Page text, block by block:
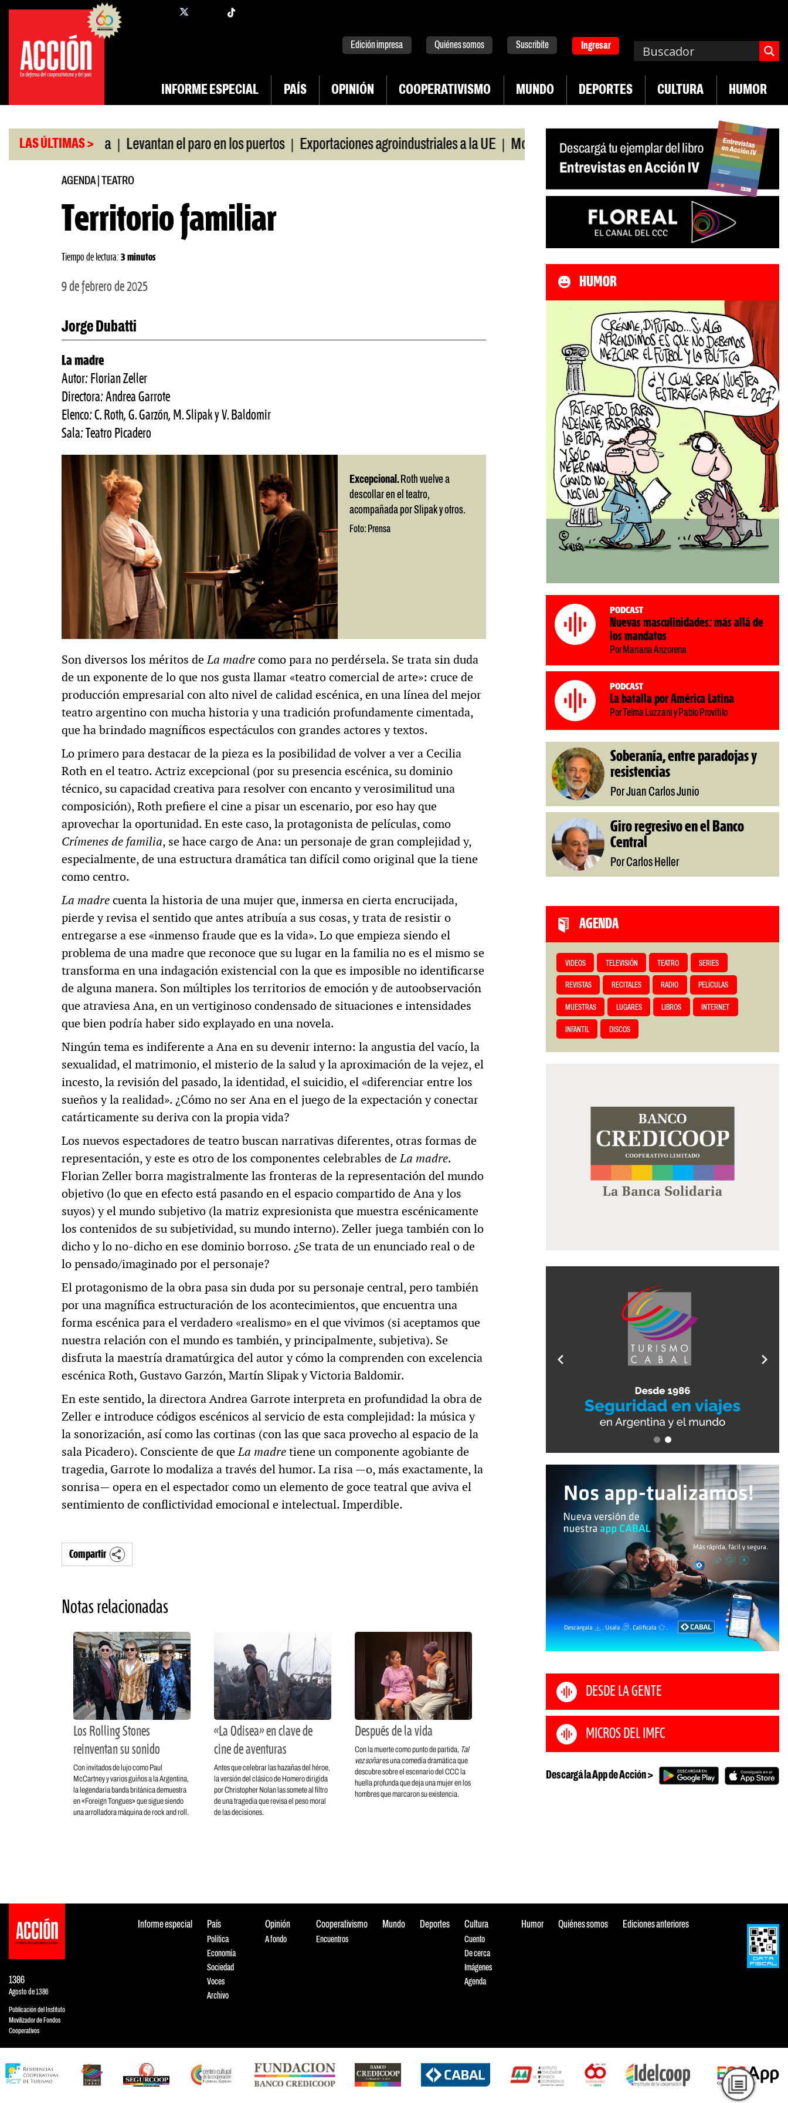
Saltar
contenido
facebook
Edición impresa Quiénes somos Suscribite Ingresar
INFORME ESPECIAL PAÍS OPINIÓN COOPERATIVISMO MUNDO DEPORTES CULTURA HUMOR
LAS ÚLTIMAS >
con China | Levantan el paro en los puertos | Exportaciones agroindustriales a la UE | Morosidad en jóvenes precarizados | Cae la actividad en
AGENDA| TEATRO
Territorio familiar
Tiempo de lectura: 3 minutos
9 de febrero de 2025
Jorge Dubatti
La madre
Autor: Florian Zeller
Directora: Andrea Garrote
Elenco: C. Roth, G. Garzón, M. Slipak y V. Baldomir
Sala: Teatro Picadero
Excepcional. Roth vuelve a
descollar en el teatro,
acompañada por Slipak y otros.
Foto: Prensa
Son diversos los méritos deLa madrecomo para no perdérsela. Se trata sin duda
de un exponente de lo que nos gusta llamar «teatro comercial de arte»: cruce de
producción empresarial con alto nivel de calidad escénica, en una línea del mejor
teatro argentino con mucha historia y una tradición profundamente cimentada,
que ha brindado magníficos espectáculos con grandes actores y textos.
Lo primero para destacar de la pieza es la posibilidad de volver a ver a Cecilia
Roth en el teatro. Actriz excepcional (por su presencia escénica, su dominio
técnico, su capacidad creativa para resolver con encanto y verosimilitud una
composición), Roth prefiere el cine a pisar un escenario, por eso hay que
aprovechar la oportunidad. En este caso, la protagonista de películas, como
Crímenes de familia, se hace cargo de Ana: un personaje de gran complejidad y,
especialmente, de una estructura dramática tan difícil como original que la tiene
como centro.
La madrecuenta la historia de una mujer que, inmersa en cierta encrucijada,
pierde y revisa el sentido que antes atribuía a sus cosas, y trata de resistir o
entregarse a ese «inmenso fraude que es la vida». Lo que empieza siendo el
problema de una madre que reconoce que su lugar en la familia no es el mismo se
transforma en una indagación existencial con la que es imposible no identificarse
de alguna manera. Son múltiples los territorios de emoción y de autoobservación
que atraviesa Ana, en un vertiginoso condensado de situaciones e intensidades
que bien podría haber sido explayado en una novela.
Ningún tema es indiferente a Ana en su devenir interno: la angustia del vacío, la
sexualidad, el matrimonio, el misterio de la salud y la aproximación de la vejez, el
incesto, la revisión del pasado, la identidad, el suicidio, el «diferenciar entre los
sueños y la realidad». ¿Cómo no ser Ana en el juego de la expectación y conectar
catárticamente su deriva con la propia vida?
Los nuevos espectadores de teatro buscan narrativas diferentes, otras formas de
representación, y este es otro de los componentes celebrables deLa madre.
Florian Zeller borra magistralmente las fronteras de la representación del mundo
objetivo (lo que en efecto está pasando en el espacio compartido de Ana y los
suyos) y el mundo subjetivo (la matriz expresionista que muestra escénicamente
los contenidos de su subjetividad, su mundo interno). Zeller juega también con lo
dicho y lo no-dicho en ese dominio borroso. ¿Se trata de un enunciado real o de
lo pensado/imaginado por el personaje?
El protagonismo de la obra pasa sin duda por su personaje central, pero también
por una magnífica estructuración de los acontecimientos, que encuentra una
forma escénica para el verdadero «realismo» en el que vivimos (si aceptamos que
nuestra relación con el mundo es también, y principalmente, subjetiva). Se
disfruta la maestría dramatúrgica del autor y cómo la comprenden con excelencia
escénica Roth, Gustavo Garzón, Martín Slipak y Victoria Baldomir.
En este sentido, la directora Andrea Garrote interpreta en profundidad la obra de
Zeller e introduce códigos escénicos al servicio de esta complejidad: la música y
la sonorización, así como las cortinas (con las que saca provecho al espacio de la
sala Picadero). Consciente de queLa madretiene un componente agobiante de
tragedia, Garrote lo modaliza a través del humor. La risa —o, más exactamente, la
sonrisa— opera en el espectador como un elemento de goce teatral que aviva el
sentimiento de conflictividad emocional e intelectual. Imperdible.
Compartir
Notas relacionadas
Los Rolling Stones
reinventan su sonido
Con invitados de lujo como Paul
McCartney y varios guiños a la Argentina,
la legendaria banda británica demuestra
en «Foreign Tongues» que sigue siendo
una arrolladora máquina de rock and roll.
«La Odisea» en clave de
cine de aventuras
Antes que celebrar las hazañas del héroe,
la versión del clásico de Homero dirigida
por Christopher Nolan las somete al filtro
de una tragedia que revisa el peso moral
de las decisiones.
Después de la vida
Con la muerte como punto de partida, Tal
vez soñares una comedia dramática que
descubre sobre el escenario del CCC la
huella profunda que deja una mujer en los
hombres que marcaron su existencia.
HUMOR
Podcast
Nuevas masculinidades: más allá de
los mandatos
Por Mariana Anzorena
Podcast
La batalla por América Latina
Por Telma Luzzani y Pablo Provitilo
Soberanía, entre paradojas y
resistencias
Por Juan Carlos Junio
Giro regresivo en el Banco
Central
Por Carlos Heller
AGENDA
VIDEOS TELEVISIÓN TEATRO SERIES
REVISTAS RECITALES RADIO PELÍCULAS
MUESTRAS LUGARES LIBROS INTERNET
INFANTIL DISCOS
DESDE LA GENTE
MICROS DEL IMFC
Descargá la App de Acción >
1386
Agosto de 1386
Publicación del Instituto
Movilizador de Fondos
Cooperativos
Informe especial País
Política
Economía
Sociedad
Voces
Archivo
Opinión
A fondo
Cooperativismo
Encuentros
Mundo Deportes Cultura
Cuento
De cerca
Imágenes
Agenda
Humor Quiénes somos Ediciones anteriores